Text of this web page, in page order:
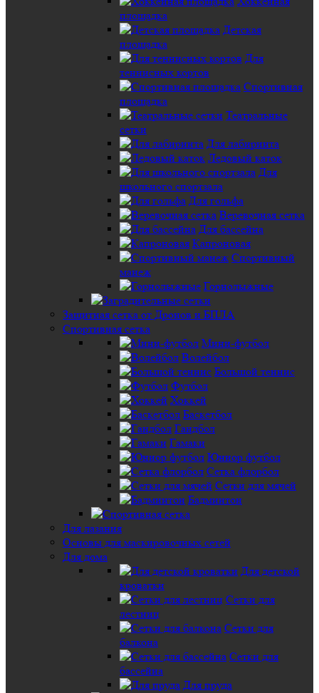
площадка
Детская
площадка
Для
теннисных кортов
Спортивная
площадка
Театральные
сетки
Для лабиринта
Ледовый каток
Для
школьного спортзала
Для гольфа
Веревочная сетка
Для бассейна
Капроновая
Спортивный
манеж
Горнолыжные
Защитная сетка от Дронов и БПЛА
Спортивная сетка
Мини-футбол
Волейбол
Большой теннис
Футбол
Хоккей
Баскетбол
Гандбол
Гамаки
Юниор футбол
Сетка флорбол
Сетки для мячей
Бадминтон
Для лазания
Основы для маскировочных сетей
Для дома
Для детской
кроватки
Сетки для
лестниц
Сетки для
балкона
Сетки для
бассейна
Для пруда